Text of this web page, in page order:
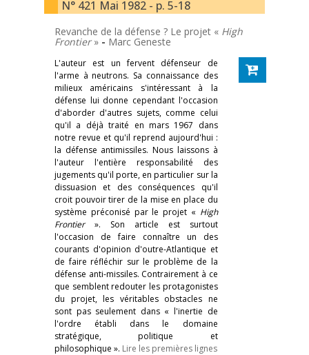
N° 421 Mai 1982 - p. 5-18
Revanche de la défense ? Le projet « High
Frontier» - Marc Geneste
L'auteur est un fervent défenseur de
l'arme à neutrons. Sa connaissance des
milieux américains s'intéressant à la
défense lui donne cependant l'occasion
d'aborder d'autres sujets, comme celui
qu'il a déjà traité en mars 1967 dans
notre revue et qu'il reprend aujourd'hui :
la défense antimissiles. Nous laissons à
l'auteur l'entière responsabilité des
jugements qu'il porte, en particulier sur la
dissuasion et des conséquences qu'il
croit pouvoir tirer de la mise en place du
système préconisé par le projet « High
Frontier». Son article est surtout
l'occasion de faire connaître un des
courants d'opinion d'outre-Atlantique et
de faire réfléchir sur le problème de la
défense anti-missiles. Contrairement à ce
que semblent redouter les protagonistes
du projet, les véritables obstacles ne
sont pas seulement dans « l'inertie de
l'ordre établi dans le domaine
stratégique, politique et
philosophique ». Lire les premières lignes